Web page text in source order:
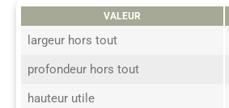
VALEUR
largeur hors tout
profondeur hors tout
hauteur utile